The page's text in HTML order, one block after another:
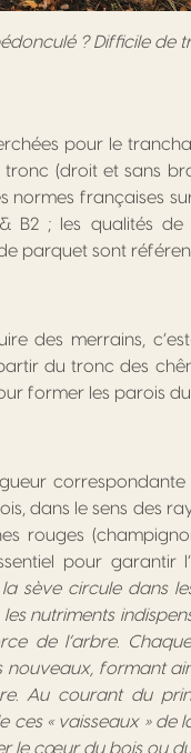
? Difficile de
pour le
(droit et sans
normes françaises
B2 ; les qualités
parquet sont
des merrains,
du tronc des
former les parois
dans le sens des
rouges
pour garantir
sève circule dans
nutriments
de l’arbre.
formant
Au courant du
« vaisseaux » de
le cœur du bois ou